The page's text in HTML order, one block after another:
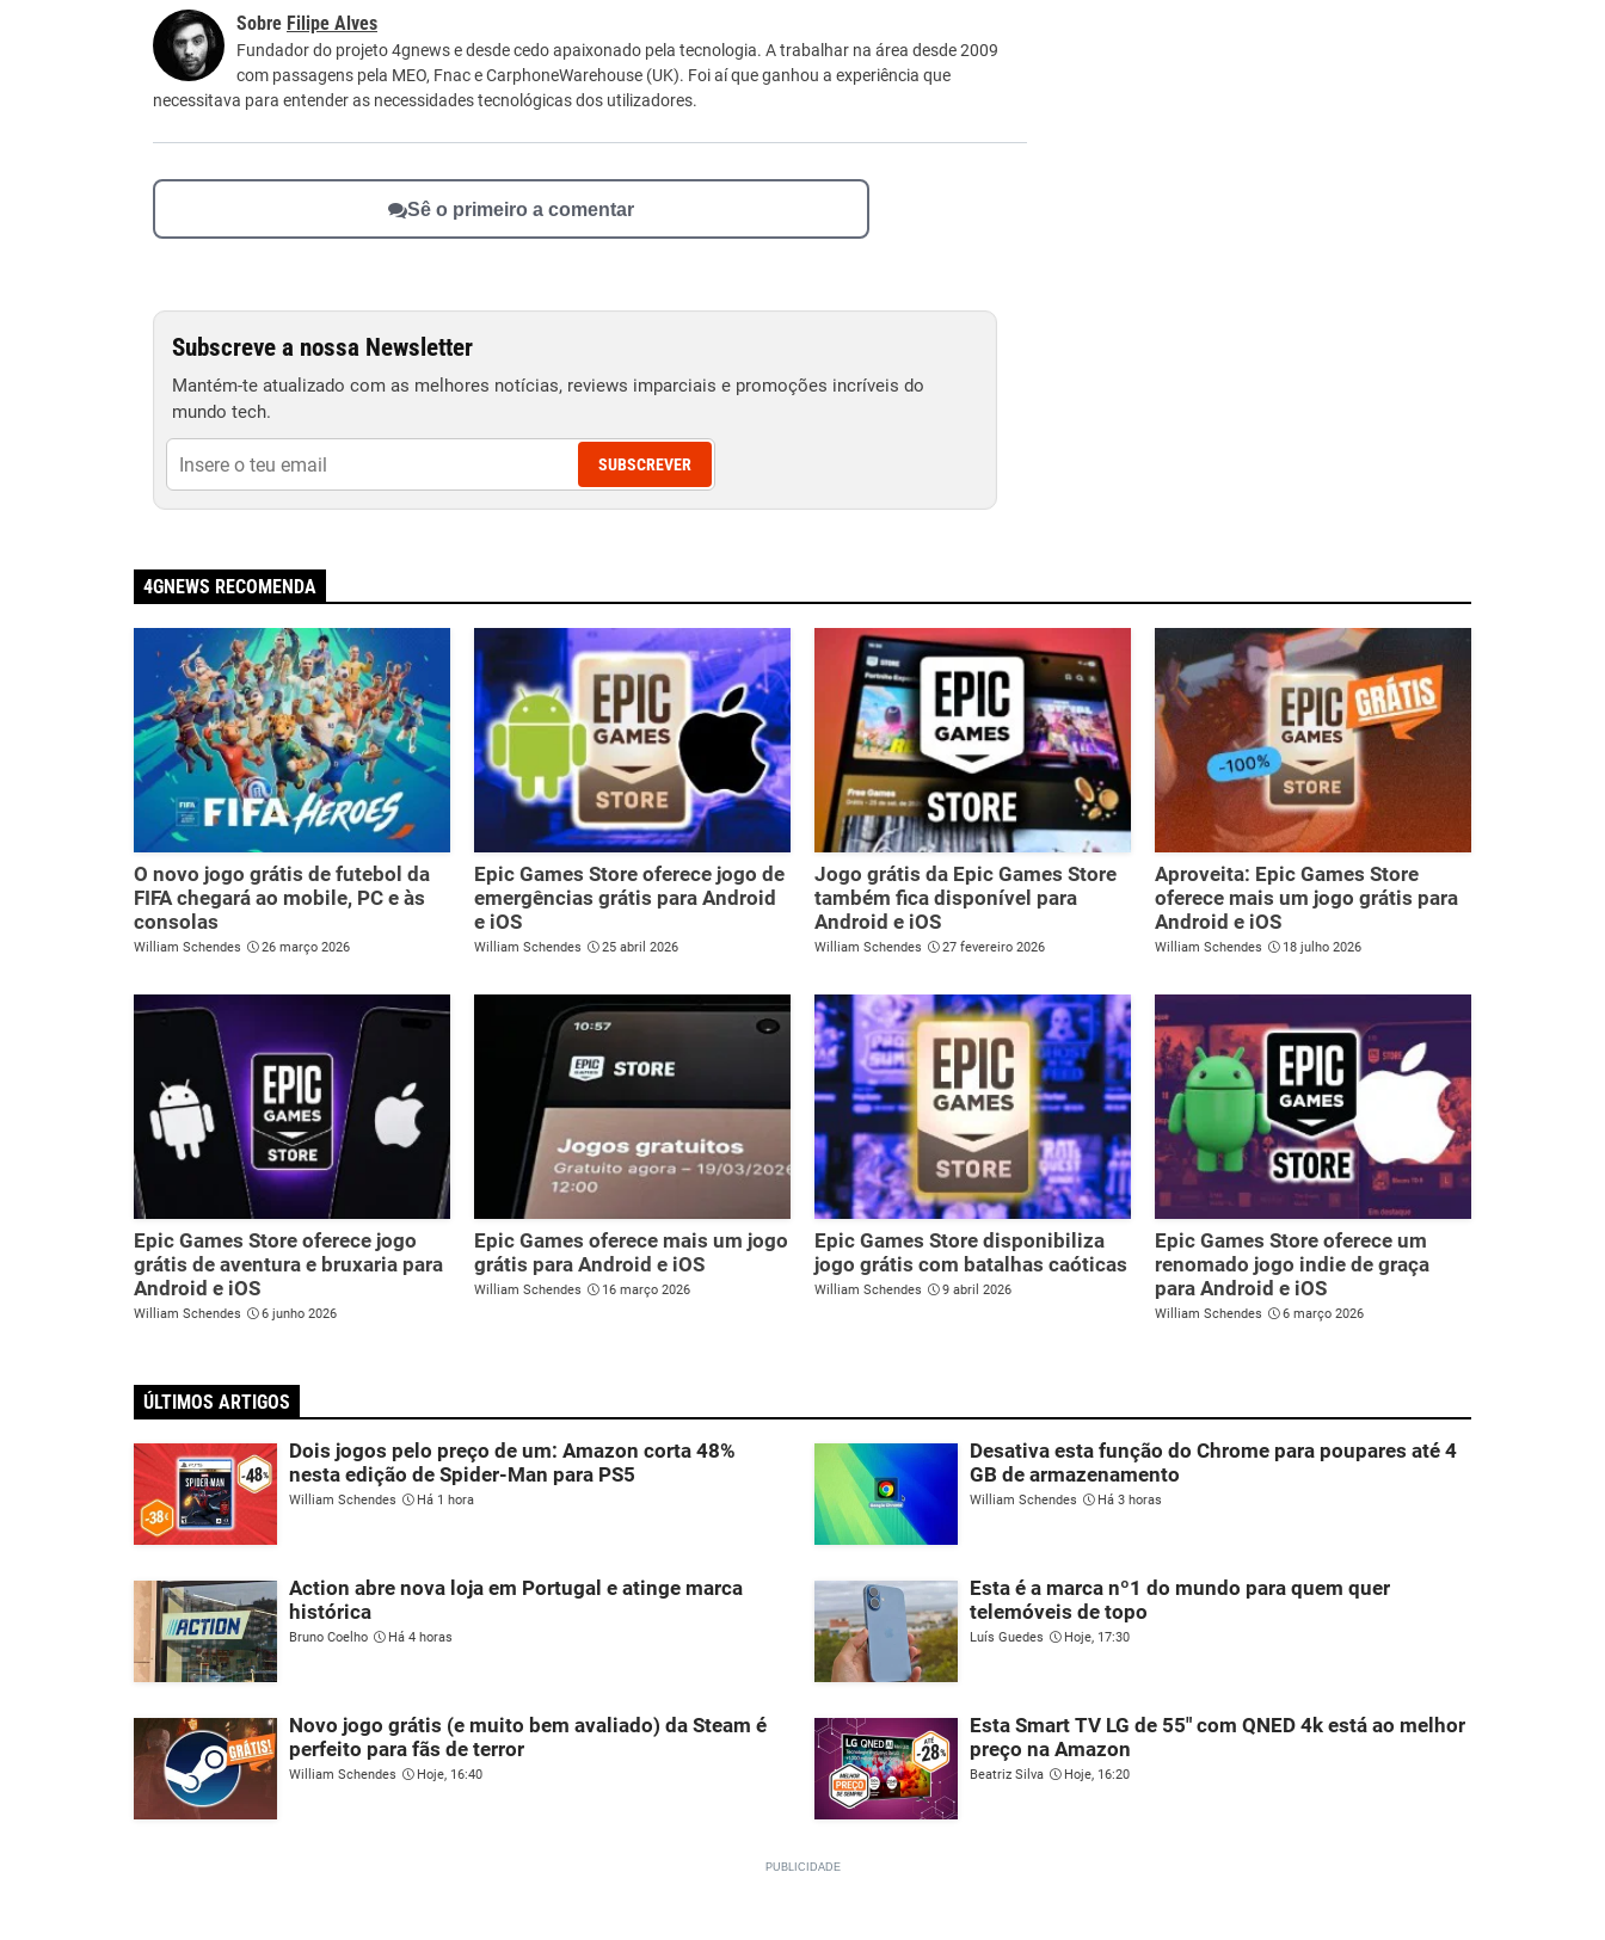
Este conteúdo não tem a informação que procuro
Outro
Filipe Alves
Fundador do projeto 4gnews e desde cedo apaixonado pela tecnologia. A trabalhar na área desde 2009
com passagens pela MEO, Fnac e CarphoneWarehouse (UK). Foi aí que ganhou a experiência que
necessitava para entender as necessidades tecnológicas dos utilizadores.
Sê o primeiro a comentar
Subscreve a nossa Newsletter
Mantém-te atualizado com as melhores notícias, reviews imparciais e promoções incríveis do
mundo tech.
SUBSCREVER
4GNEWS RECOMENDA
O novo jogo grátis de futebol da
FIFA chegará ao mobile, PC e às
consolas
William Schendes 26 março 2026
Epic Games Store oferece jogo de
emergências grátis para Android
e iOS
William Schendes 25 abril 2026
Jogo grátis da Epic Games Store
também fica disponível para
Android e iOS
William Schendes 27 fevereiro 2026
Aproveita: Epic Games Store
oferece mais um jogo grátis para
Android e iOS
William Schendes 18 julho 2026
Epic Games Store oferece jogo
grátis de aventura e bruxaria para
Android e iOS
William Schendes 6 junho 2026
Epic Games oferece mais um jogo
grátis para Android e iOS
William Schendes 16 março 2026
Epic Games Store disponibiliza
jogo grátis com batalhas caóticas
William Schendes 9 abril 2026
Epic Games Store oferece um
renomado jogo indie de graça
para Android e iOS
William Schendes 6 março 2026
ÚLTIMOS ARTIGOS
Dois jogos pelo preço de um: Amazon corta 48%
nesta edição de Spider-Man para PS5
William Schendes Há 1 hora
Desativa esta função do Chrome para poupares até 4
GB de armazenamento
William Schendes Há 3 horas
Action abre nova loja em Portugal e atinge marca
histórica
Bruno Coelho Há 4 horas
Esta é a marca nº1 do mundo para quem quer
telemóveis de topo
Luís Guedes Hoje, 17:30
Novo jogo grátis (e muito bem avaliado) da Steam é
perfeito para fãs de terror
William Schendes Hoje, 16:40
Esta Smart TV LG de 55" com QNED 4k está ao melhor
preço na Amazon
Beatriz Silva Hoje, 16:20